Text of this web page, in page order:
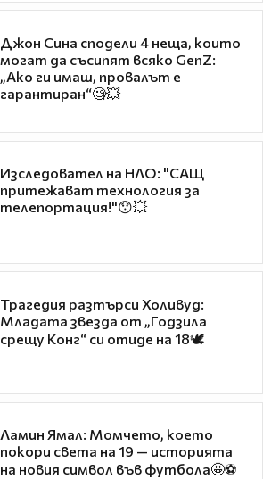
Джон Сина сподели 4 неща, които
могат да съсипят всяко GenZ:
„Ако ги имаш, провалът е
гарантиран“🧐💥
Изследовател на НЛО: "САЩ
притежават технология за
телепортация!"😯💥
Трагедия разтърси Холивуд:
Младата звезда от „Годзила
срещу Конг“ си отиде на 18🕊️
Ламин Ямал: Момчето, което
покори света на 19 — историята
на новия символ във футбола🤩⚽